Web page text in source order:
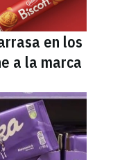
en los
a la marca